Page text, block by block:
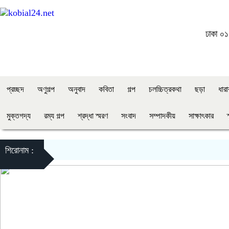
ঢাকা
প্রচ্ছদ অণুগল্প অনুবাদ কবিতা গল্প চলচ্চিত্রকথা ছড়া
মুক্তগদ্য রম্য গল্প শ্রদ্ধা স্মরণ সংবাদ সম্পাদকীয় সাক্ষাৎকার
শিরোনাম :
বুধবার, ২৪ ডিসেম্বর, ২০২৫